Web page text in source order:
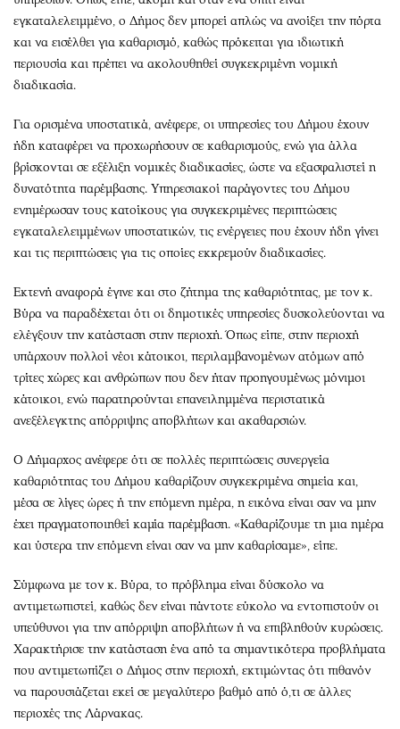
εγκαταλελειμμένο, ο Δήμος δεν μπορεί απλώς να ανοίξει την πόρτα
και να εισέλθει για καθαρισμό, καθώς πρόκειται για ιδιωτική
περιουσία και πρέπει να ακολουθηθεί συγκεκριμένη νομική
διαδικασία.
Για ορισμένα υποστατικά, ανέφερε, οι υπηρεσίες του Δήμου έχουν
ήδη καταφέρει να προχωρήσουν σε καθαρισμούς, ενώ για άλλα
βρίσκονται σε εξέλιξη νομικές διαδικασίες, ώστε να εξασφαλιστεί η
δυνατότητα παρέμβασης. Υπηρεσιακοί παράγοντες του Δήμου
ενημέρωσαν τους κατοίκους για συγκεκριμένες περιπτώσεις
εγκαταλελειμμένων υποστατικών, τις ενέργειες που έχουν ήδη γίνει
και τις περιπτώσεις για τις οποίες εκκρεμούν διαδικασίες.
Εκτενή αναφορά έγινε και στο ζήτημα της καθαριότητας, με τον κ.
Βύρα να παραδέχεται ότι οι δημοτικές υπηρεσίες δυσκολεύονται να
ελέγξουν την κατάσταση στην περιοχή. Όπως είπε, στην περιοχή
υπάρχουν πολλοί νέοι κάτοικοι, περιλαμβανομένων ατόμων από
τρίτες χώρες και ανθρώπων που δεν ήταν προηγουμένως μόνιμοι
κάτοικοι, ενώ παρατηρούνται επανειλημμένα περιστατικά
ανεξέλεγκτης απόρριψης αποβλήτων και ακαθαρσιών.
Ο Δήμαρχος ανέφερε ότι σε πολλές περιπτώσεις συνεργεία
καθαριότητας του Δήμου καθαρίζουν συγκεκριμένα σημεία και,
μέσα σε λίγες ώρες ή την επόμενη ημέρα, η εικόνα είναι σαν να μην
έχει πραγματοποιηθεί καμία παρέμβαση. «Καθαρίζουμε τη μια ημέρα
και ύστερα την επόμενη είναι σαν να μην καθαρίσαμε», είπε.
Σύμφωνα με τον κ. Βύρα, το πρόβλημα είναι δύσκολο να
αντιμετωπιστεί, καθώς δεν είναι πάντοτε εύκολο να εντοπιστούν οι
υπεύθυνοι για την απόρριψη αποβλήτων ή να επιβληθούν κυρώσεις.
Χαρακτήρισε την κατάσταση ένα από τα σημαντικότερα προβλήματα
που αντιμετωπίζει ο Δήμος στην περιοχή, εκτιμώντας ότι πιθανόν
να παρουσιάζεται εκεί σε μεγαλύτερο βαθμό από ό,τι σε άλλες
περιοχές της Λάρνακας.